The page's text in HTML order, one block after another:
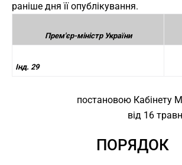
раніше дня її опублікування.
Прем'єр-міністр України
Інд. 29
постановою Кабінету
від 16
ПОРЯДОК